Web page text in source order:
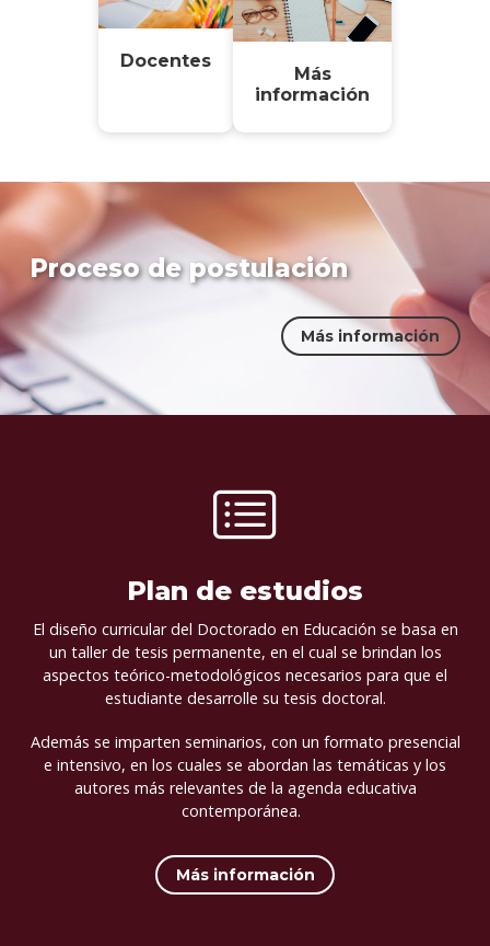
Docentes
Más
información
Proceso de postulación
Más información
Plan de estudios
El diseño curricular del Doctorado en Educación se basa en
un taller de tesis permanente, en el cual se brindan los
aspectos teórico-metodológicos necesarios para que el
estudiante desarrolle su tesis doctoral.
Además se imparten seminarios, con un formato presencial
e intensivo, en los cuales se abordan las temáticas y los
autores más relevantes de la agenda educativa
contemporánea.
Más información